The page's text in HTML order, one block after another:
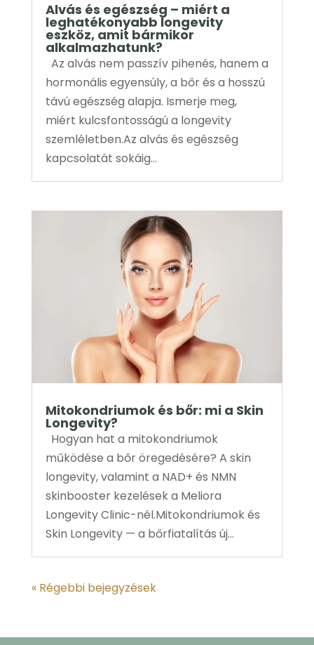
Alvás és egészség – miért a
leghatékonyabb longevity
eszköz, amit bármikor
alkalmazhatunk?
Az alvás nem passzív pihenés, hanem a
hormonális egyensúly, a bőr és a hosszú
távú egészség alapja. Ismerje meg,
miért kulcsfontosságú a longevity
szemléletben.Az alvás és egészség
kapcsolatát sokáig...
Mitokondriumok és bőr: mi a Skin
Longevity?
Hogyan hat a mitokondriumok
működése a bőr öregedésére? A skin
longevity, valamint a NAD+ és NMN
skinbooster kezelések a Meliora
Longevity Clinic-nél.Mitokondriumok és
Skin Longevity — a bőrfiatalítás új...
« Régebbi bejegyzések